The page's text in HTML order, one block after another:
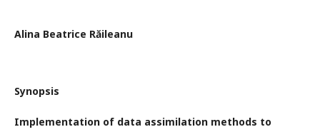
Alina Beatrice Răileanu
Synopsis
Implementation of data assimilation methods to